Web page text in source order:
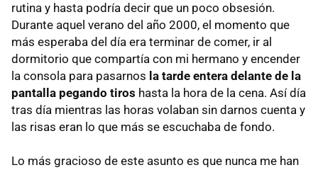
rutina y hasta podría decir que un poco obsesión.
Durante aquel verano del año 2000, el momento que
más esperaba del día era terminar de comer, ir al
dormitorio que compartía con mi hermano y encender
la consola para pasarnos la tarde entera delante de la
pantalla pegando tiros hasta la hora de la cena. Así día
tras día mientras las horas volaban sin darnos cuenta y
las risas eran lo que más se escuchaba de fondo.
Lo más gracioso de este asunto es que nunca me han